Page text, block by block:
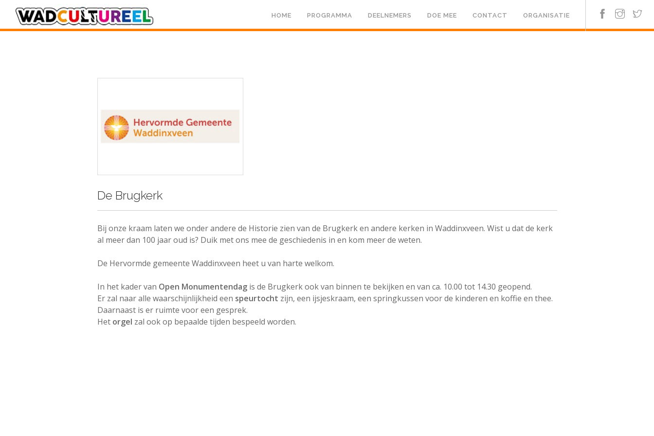
HOME PROGRAMMA DEELNEMERS DOE MEE CONTACT ORGANISATIE
De Brugkerk
Bij onze kraam laten we onder andere de Historie zien van de Brugkerk en andere kerken in Waddinxveen. Wist u dat de kerk
al meer dan 100 jaar oud is? Duik met ons mee de geschiedenis in en kom meer de weten.
De Hervormde gemeente Waddinxveen heet u van harte welkom.
In het kader van Open Monumentendagis de Brugkerk ook van binnen te bekijken en van ca. 10.00 tot 14.30 geopend.
Er zal naar alle waarschijnlijkheid een speurtocht zijn, een ijsjeskraam, een springkussen voor de kinderen en koffie en thee.
Daarnaast is er ruimte voor een gesprek.
Het orgel zal ook op bepaalde tijden bespeeld worden.